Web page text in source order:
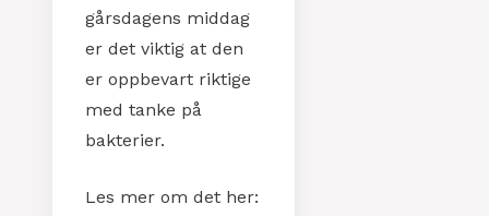
gårsdagens middag
er det viktig at den
er oppbevart riktige
med tanke på
bakterier.
Les mer om det her: